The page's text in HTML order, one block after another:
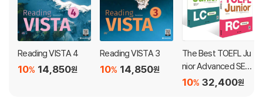
Reading VISTA 4
14,850원
10%
Reading VISTA 3
14,850원
10%
The Best TOEFL Ju
nior Advanced SET
(LC+RC)32,400원
10%